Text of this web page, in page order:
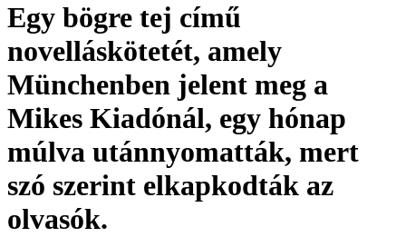
Egy bögre tej című
novelláskötetét, amely
Münchenben jelent meg a
Mikes Kiadónál, egy hónap
múlva utánnyomatták, mert
szó szerint elkapkodták az
olvasók.